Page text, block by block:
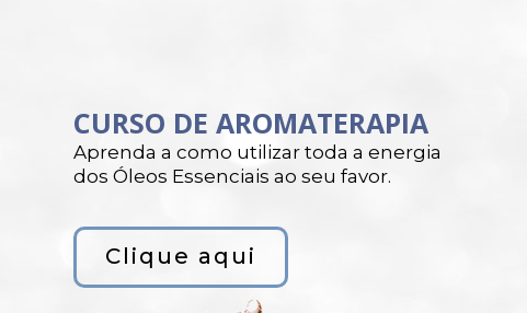
CURSO DE AROMATERAPIA
Aprenda a como utilizar toda a energia
dos Óleos Essenciais ao seu favor.
Clique aqui